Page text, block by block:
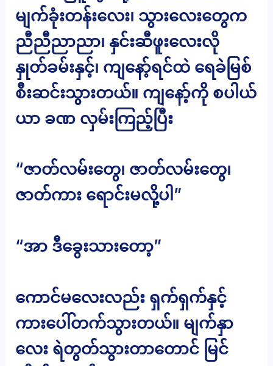
မျက်ခုံးတန်းလေး၊ သွားလေးတွေက
ညီညီညာညာ၊ နှင်းဆီဖူးလေးလို
နှုတ်ခမ်းနှင့်၊ ကျနော့်ရင်ထဲ ရေခဲမြစ်
စီးဆင်းသွားတယ်။ ကျနော့်ကို စပါယ်
ယာ ခဏ လှမ်းကြည့်ပြီး
“ဇာတ်လမ်းတွေ၊ ဇာတ်လမ်းတွေ၊
ဇာတ်ကား ရောင်းမလို့ပါ”
“အာ ဒီခွေးသားတော့”
ကောင်မလေးလည်း ရှက်ရှက်နှင့်
ကားပေါ်တက်သွားတယ်။ မျက်နှာ
လေး ရဲတွတ်သွားတာတောင် မြင်